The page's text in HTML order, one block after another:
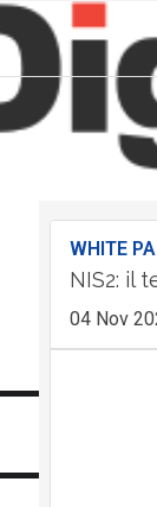
WHITE
NIS2: il
04 Nov